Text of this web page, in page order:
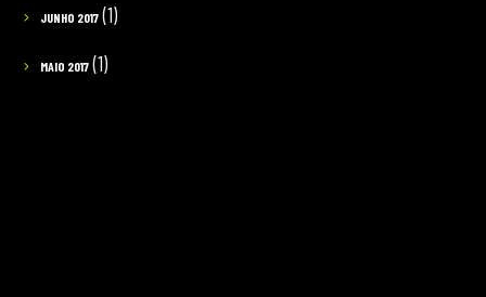
JUNHO 2017(1)
MAIO 2017(1)